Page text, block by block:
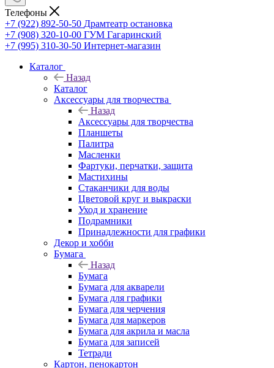
Телефоны
+7 (922) 892-50-50 Драмтеатр остановка
+7 (908) 320-10-00 ГУМ Гагаринский
+7 (995) 310-30-50 Интернет-магазин
Каталог
Назад
Каталог
Аксессуары для творчества
Назад
Аксессуары для творчества
Планшеты
Палитра
Масленки
Фартуки, перчатки, защита
Мастихины
Стаканчики для воды
Цветовой круг и выкраски
Уход и хранение
Подрамники
Принадлежности для графики
Декор и хобби
Бумага
Назад
Бумага
Бумага для акварели
Бумага для графики
Бумага для черчения
Бумага для маркеров
Бумага для акрила и масла
Бумага для записей
Тетради
Картон, пенокартон